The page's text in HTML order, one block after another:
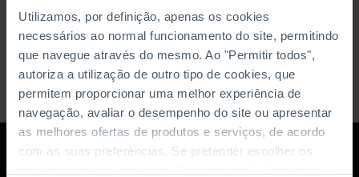
Utilizamos, por definição, apenas os cookies
necessários ao normal funcionamento do site, permitindo
que navegue através do mesmo. Ao "Permitir todos",
autoriza a utilização de outro tipo de cookies, que
permitem proporcionar uma melhor experiência de
navegação, avaliar o desempenho do site ou apresentar
as melhores ofertas de produtos e serviços, de acordo
com as suas preferências. Se pretender escolher os